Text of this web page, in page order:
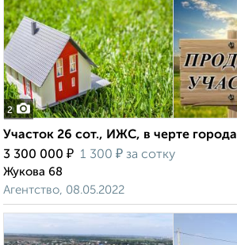
2
Участок 26 сот., ИЖС, в черте города
3 300 000 ₽ 1 300 ₽ за сотку
Жукова 68
Агентство, 08.05.2022